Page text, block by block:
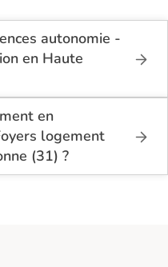
autonomie -
en Haute
on recense
- Foyers
Garonne (31).
en
logement
(31) ?
en Résidences